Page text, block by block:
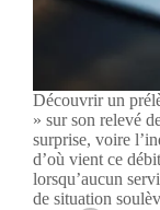
Découvrir un
» sur son relevé
surprise, voire
d’où vient ce
lorsqu’aucun
de situation